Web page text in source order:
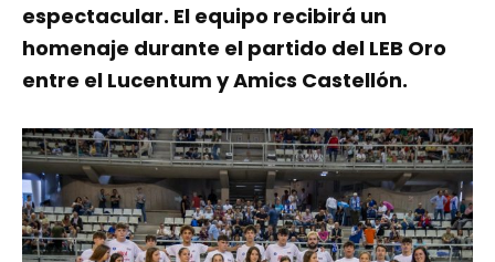
espectacular. El equipo recibirá un
homenaje durante el partido del LEB Oro
entre el Lucentum y Amics Castellón.